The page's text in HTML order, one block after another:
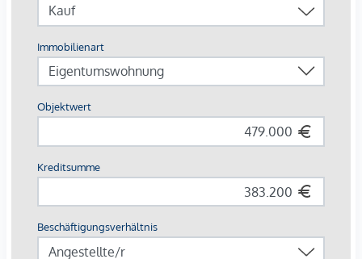
Wohneinheiten mit zum Beispiel fünf Zimmern möglich. Die
gehobene Ausstattung der Wohnungen erfüllt höchste
Ansprüche.
Die Lage an der Brünner Straße 114 vereint die Vorzüge des
Stadtlebens mit dem Genuss zahlreicher umliegender
Erholungsgebiete, wie dem Marchfeldkanal, der Donauinsel
und der alten Donau. Die umliegende Versorgung ist
außergewöhnlich gut und es besteht eine exzellente
öffentliche Verkehrsanbindung - mit welcher das Wiener
Stadtzentrum innerhalb kurzer Zeit erreichbar ist.
DIE WOHNUNG IM DETAIL: